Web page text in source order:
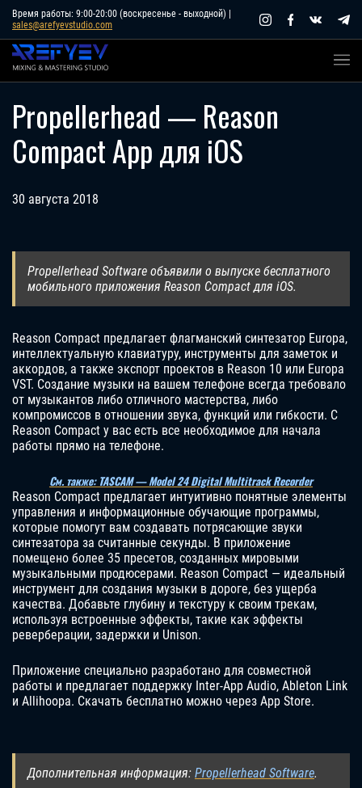
Skip
content
Время работы: 9:00-20:00 (воскресенье - выходной) |
sales@arefyevstudio.com
Propellerhead — Reason
Compact App для iOS
30 августа 2018
Propellerhead Software объявили о выпуске бесплатного
мобильного приложения Reason Compact для iOS.
Reason Compact предлагает флагманский синтезатор Europa,
интеллектуальную клавиатуру, инструменты для заметок и
аккордов, а также экспорт проектов в Reason 10 или Europa
VST. Создание музыки на вашем телефоне всегда требовало
от музыкантов либо отличного мастерства, либо
компромиссов в отношении звука, функций или гибкости. С
Reason Compact у вас есть все необходимое для начала
работы прямо на телефоне.
См. также: TASCAM — Model 24 Digital Multitrack Recorder
Reason Compact предлагает интуитивно понятные элементы
управления и информационные обучающие программы,
которые помогут вам создавать потрясающие звуки
синтезатора за считанные секунды. В приложение
помещено более 35 пресетов, созданных мировыми
музыкальными продюсерами. Reason Compact — идеальный
инструмент для создания музыки в дороге, без ущерба
качества. Добавьте глубину и текстуру к своим трекам,
используя встроенные эффекты, такие как эффекты
реверберации, задержки и Unison.
Приложение специально разработано для совместной
работы и предлагает поддержку Inter-App Audio, Ableton Link
и Allihoopa. Скачать бесплатно можно через App Store.
Дополнительная информация: Propellerhead Software.